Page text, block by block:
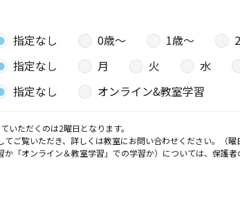
指定なし 0歳〜 1歳〜
指定なし 月 火 水
指定なし オンライン&教室学習
ただくのは2曜日となります。
ご覧いただき、詳しくは教室にお問い合わせください。（
「オンライン＆教室学習」での学習か）については、保護者